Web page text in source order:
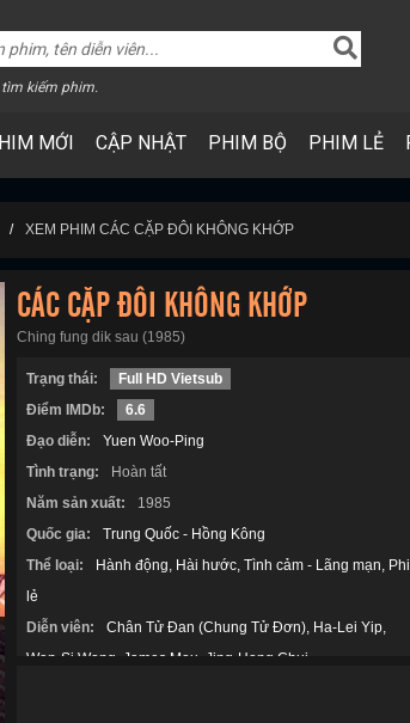
tìm kiếm phim.
MỚI CẬP NHẬT PHIM BỘ PHIM LẺ
XEM PHIM CÁC CẶP ĐÔI KHÔNG KHỚP
CÁC CẶP ĐÔI KHÔNG KHỚP
Ching fung dik sau (1985)
Trạng thái:
Full HD Vietsub
Điểm IMDb:
6.6
Đạo diễn:
Yuen Woo-Ping
Tình trạng:
Hoàn tất
Năm sản xuất:
1985
Quốc gia:
Trung Quốc - Hồng Kông
Thể loại:
Hành động Hài hước Tình cảm - Lãng mạn
lẻ
Diễn viên:
Chân Tử Đan (Chung Tử Đơn)
Ha-Lei Yip
Wan-Si Wong
James Mou Jing-Hong Chui